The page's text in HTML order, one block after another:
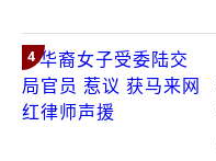
4